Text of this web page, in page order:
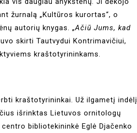
žurnalą „Kultūros kurortas“, o
autorių knygas. „Ačiū Jums, kad
skirti Tautvydui Kontrimavičiui,
kraštotyrininkams.
kraštotyrininkai. Už ilgametį indėlį
išrinktas Lietuvos ornitologų
bibliotekininkė Eglė Djačenko